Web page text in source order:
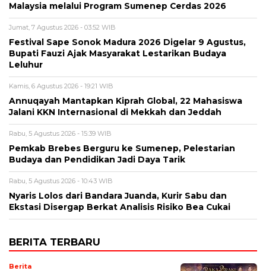
Malaysia melalui Program Sumenep Cerdas 2026
Jumat, 7 Agustus 2026 - 03:52 WIB
Festival Sape Sonok Madura 2026 Digelar 9 Agustus,
Bupati Fauzi Ajak Masyarakat Lestarikan Budaya
Leluhur
Kamis, 6 Agustus 2026 - 19:21 WIB
Annuqayah Mantapkan Kiprah Global, 22 Mahasiswa
Jalani KKN Internasional di Mekkah dan Jeddah
Rabu, 5 Agustus 2026 - 15:39 WIB
Pemkab Brebes Berguru ke Sumenep, Pelestarian
Budaya dan Pendidikan Jadi Daya Tarik
Rabu, 5 Agustus 2026 - 10:43 WIB
Nyaris Lolos dari Bandara Juanda, Kurir Sabu dan
Ekstasi Disergap Berkat Analisis Risiko Bea Cukai
BERITA TERBARU
Berita